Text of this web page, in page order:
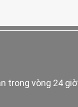
trong vòng 24 giờ